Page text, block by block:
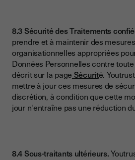
8.3 Sécurité des Traitements
prendre et à maintenir des
organisationnelles appropriées
Données Personnelles contre
décrit sur la page Sécurité.
mettre à jour ces mesures de
discrétion, à condition que cette
jour n'entraîne pas une réduction
8.4 Sous-traitants ultérieurs.